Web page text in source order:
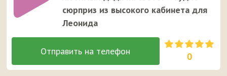
сюрприз из высокого кабинета для
Леонида
0